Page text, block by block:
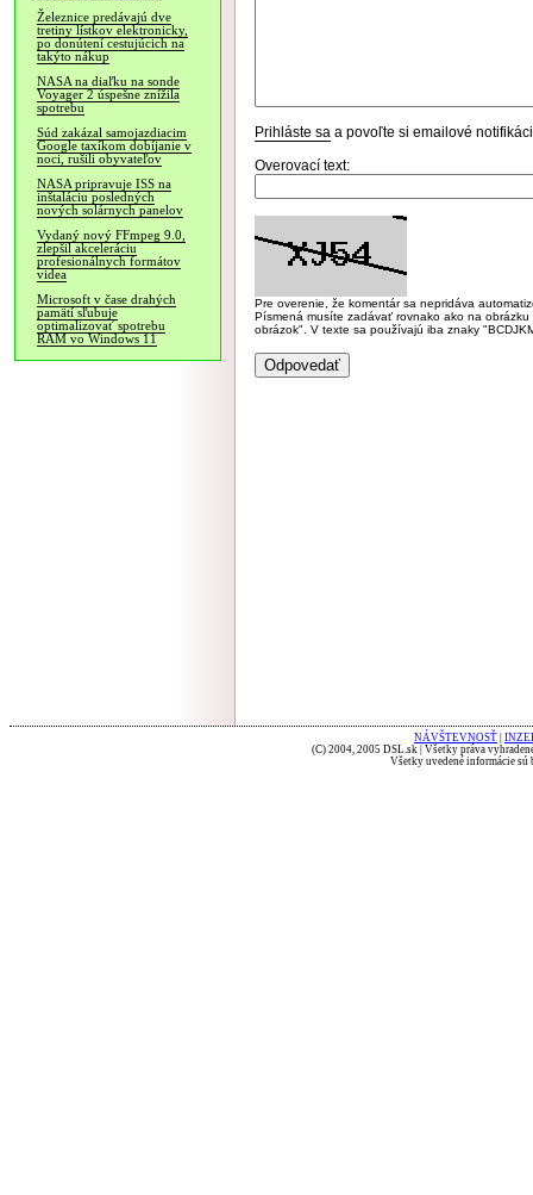
Železnice predávajú dve
tretiny lístkov elektronicky,
po donútení cestujúcich na
takýto nákup
NASA na diaľku na sonde
Voyager 2 úspešne znížila
spotrebu
Súd zakázal samojazdiacim
Google taxíkom dobíjanie v
noci, rušili obyvateľov
NASA pripravuje ISS na
inštaláciu posledných
nových solárnych panelov
Vydaný nový FFmpeg 9.0,
zlepšil akceleráciu
profesionálnych formátov
videa
Microsoft v čase drahých
pamätí sľubuje
optimalizovať spotrebu
RAM vo Windows 11
Prihláste sa a povoľte si emailové
Overovací text:
Pre overenie, že komentár sa nepridáva
Písmená musíte zadávať rovnako ako na
obrázok". V texte sa používajú iba znaky
NÁVŠTEVNOSŤ
(C) 2004, 2005 DSL.sk | Všetky práva
Všetky uvedené informácie sú